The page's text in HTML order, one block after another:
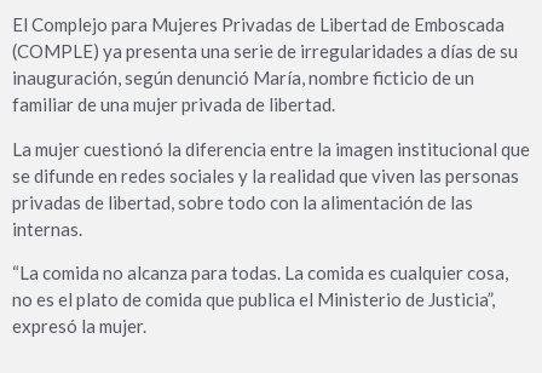
El Complejo para Mujeres Privadas de Libertad de Emboscada
(COMPLE) ya presenta una serie de irregularidades a días de su
inauguración, según denunció María, nombre ficticio de un
familiar de una mujer privada de libertad.
La mujer cuestionó la diferencia entre la imagen institucional que
se difunde en redes sociales y la realidad que viven las personas
privadas de libertad, sobre todo con la alimentación de las
internas.
“La comida no alcanza para todas. La comida es cualquier cosa,
no es el plato de comida que publica el Ministerio de Justicia”,
expresó la mujer.